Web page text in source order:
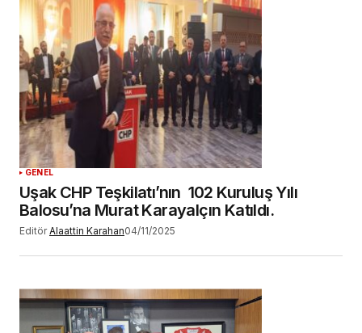
GENEL
Uşak CHP Teşkilatı’nın 102 Kuruluş Yılı
Balosu’na Murat Karayalçın Katıldı.
Editör Alaattin Karahan04/11/2025